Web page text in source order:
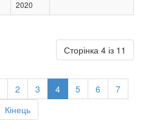
2020
Сторінка 4 із 11
2 3 4 5 6
7
Кінець